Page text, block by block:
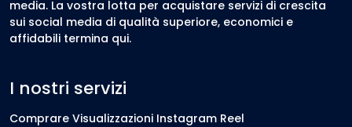
media. La vostra lotta per acquistare servizi di crescita
sui social media di qualità superiore, economici e
affidabili termina qui.
I nostri servizi
Comprare Visualizzazioni Instagram Reel